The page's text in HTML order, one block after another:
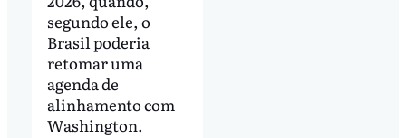
segundo ele, o
Brasil poderia
retomar uma
agenda de
alinhamento com
Washington.